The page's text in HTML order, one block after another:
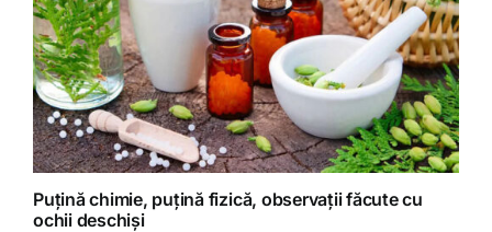
Puțină chimie, puțină fizică, observații făcute cu
ochii deschiși